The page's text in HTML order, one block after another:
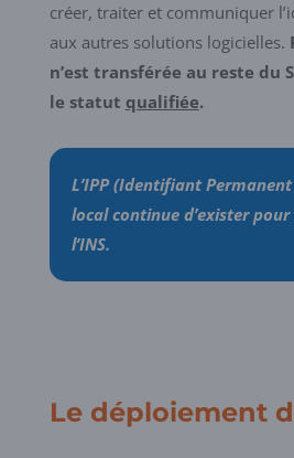
créer, traiter et communiquer
aux autres solutions logicielles.
n’est transférée au reste du
le statut qualifiée.
L’IPP (Identifiant
local continue d’exister
l’INS.
Le déploiement